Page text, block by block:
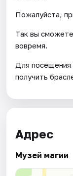
Пожалуйста,
Так вы
вовремя.
Для посещения
получить
Адрес
Музей магии